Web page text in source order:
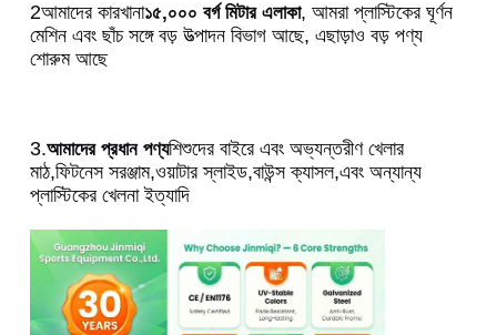
2আমাদের কারখানা১৫,০০০ বর্গ মিটার এলাকা, আমরা প্লাস্টিকের ঘূর্ণন
মেশিন এবং ছাঁচ সঙ্গে বড় উত্পাদন বিভাগ আছে, এছাড়াও বড় পণ্য
শোরুম আছে
3.আমাদের প্রধান পণ্যশিশুদের বাইরে এবং অভ্যন্তরীণ খেলার
মাঠ,ফিটনেস সরঞ্জাম,ওয়াটার স্লাইড,বাউন্স ক্যাসল,এবং অন্যান্য
প্লাস্টিকের খেলনা ইত্যাদি